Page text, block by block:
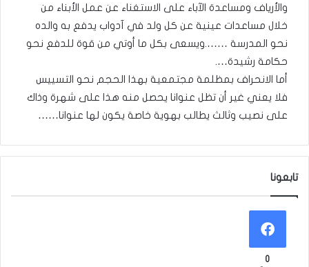
والأرياف ومساعدة الآباء على الاستغناء عن عمل الأبناء من
خلال مساعدات عينية عن كل ولد في آدواب يدفع به والده
نحو المدرسة …….ويسعى بكل ما أوتي من قوة للدفع نحو
حكامة رشيدة….
أما الانحراف بمظلمة مجتمعية بهذا الحجم نحو التسييس
فلا يعني غير أن تظل عنوانا يحصل منه هذا على شهرة وذاك
على نصيب وثالث يطالب بهوية خاصة يكون لها عنوانا……
تابعونا
0